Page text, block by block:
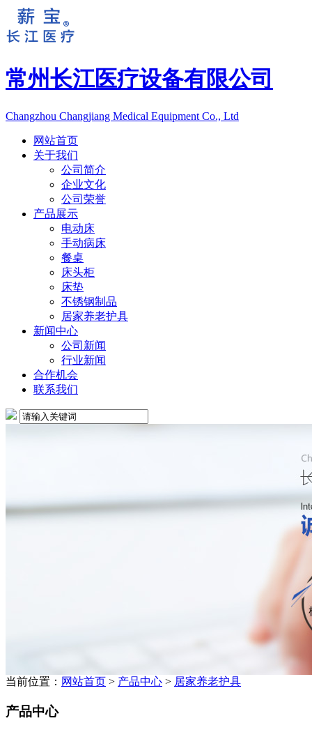
常州长江医疗设备有限公司
Changzhou Changjiang Medical Equipment Co., Ltd
网站首页
关于我们
公司简介
企业文化
公司荣誉
产品展示
电动床
手动病床
餐桌
床头柜
床垫
不锈钢制品
居家养老护具
新闻中心
公司新闻
行业新闻
合作机会
联系我们
当前位置： 网站首页 > 产品中心 > 居家养老护具
产品中心